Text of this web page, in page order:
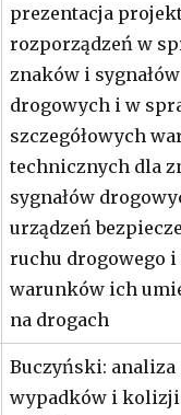
prezentacja
rozporządzeń w
znaków i sygnałów
drogowych i w
szczegółowych
technicznych dla
sygnałów
urządzeń
ruchu drogowego i
warunków ich
na drogach
Buczyński: analiza
wypadków i